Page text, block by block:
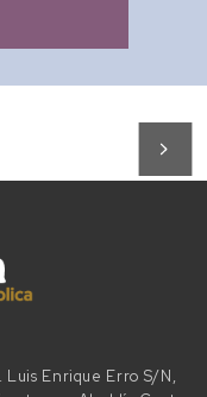
Luis Enrique Erro S/N,